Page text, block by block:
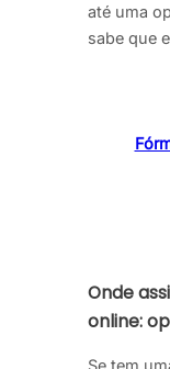
até uma
sabe que
Onde
online:
Se tem